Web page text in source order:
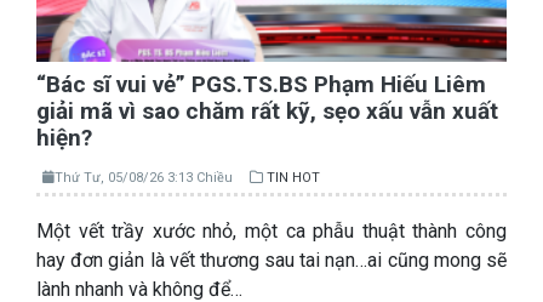
“Bác sĩ vui vẻ” PGS.TS.BS Phạm Hiếu Liêm
giải mã vì sao chăm rất kỹ, sẹo xấu vẫn xuất
hiện?
Thứ Tư, 05/08/26 3:13 Chiều TIN HOT
Một vết trầy xước nhỏ, một ca phẫu thuật thành công
hay đơn giản là vết thương sau tai nạn…ai cũng mong sẽ
lành nhanh và không để…